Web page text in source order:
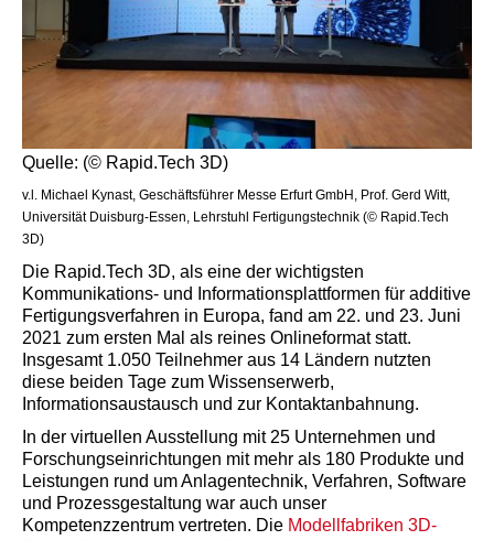
Quelle: (© Rapid.Tech 3D)
v.l. Michael Kynast, Geschäftsführer Messe Erfurt GmbH, Prof. Gerd Witt,
Universität Duisburg-Essen, Lehrstuhl Fertigungstechnik (© Rapid.Tech
3D)
Die Rapid.Tech 3D, als eine der wichtigsten
Kommunikations- und Informationsplattformen für additive
Fertigungsverfahren in Europa, fand am 22. und 23. Juni
2021 zum ersten Mal als reines Onlineformat statt.
Insgesamt 1.050 Teilnehmer aus 14 Ländern nutzten
diese beiden Tage zum Wissenserwerb,
Informationsaustausch und zur Kontaktanbahnung.
In der virtuellen Ausstellung mit 25 Unternehmen und
Forschungseinrichtungen mit mehr als 180 Produkte und
Leistungen rund um Anlagentechnik, Verfahren, Software
und Prozessgestaltung war auch unser
Kompetenzzentrum vertreten. Die Modellfabriken 3D-